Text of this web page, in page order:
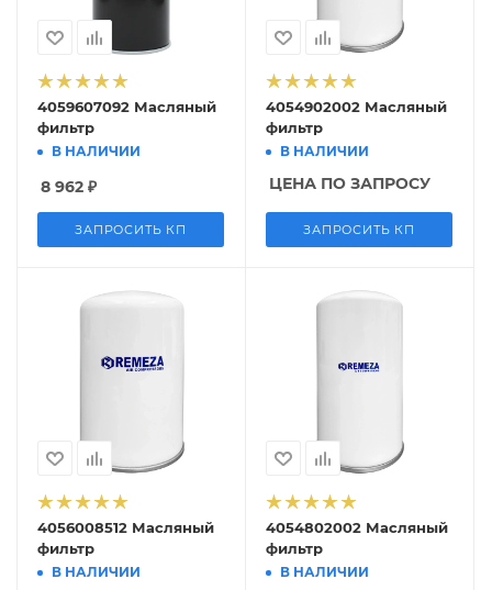
4059607092 Масляный
фильтр
В НАЛИЧИИ
8 962 ₽
ЗАПРОСИТЬ КП
4054902002 Масляный
фильтр
В НАЛИЧИИ
ЦЕНА ПО ЗАПРОСУ
ЗАПРОСИТЬ КП
4056008512 Масляный
фильтр
В НАЛИЧИИ
4054802002 Масляный
фильтр
В НАЛИЧИИ